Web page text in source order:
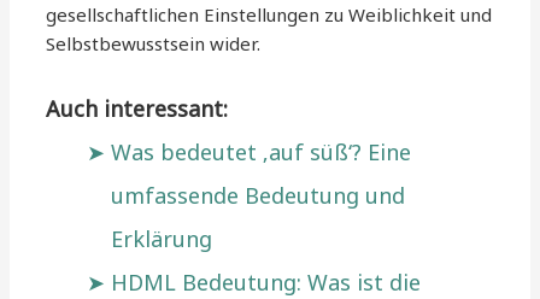
gesellschaftlichen Einstellungen zu Weiblichkeit und
Selbstbewusstsein wider.
Auch interessant:
Was bedeutet ‚auf süß‘? Eine
umfassende Bedeutung und
Erklärung
HDML Bedeutung: Was ist die